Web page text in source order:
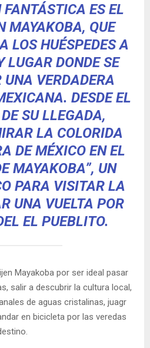
FANTÁSTICA ES EL
MAYAKOBA, QUE
LOS HUÉSPEDES A
LUGAR DONDE SE
UNA VERDADERA
DESDE EL
SU LLEGADA,
LA COLORIDA
DE MÉXICO EN EL
MAYAKOBA”, UN
PARA VISITAR LA
UNA VUELTA POR
EL PUEBLITO.
Mayakoba por ser ideal pasar
salir a descubrir la cultura local,
de aguas cristalinas, juagr
en bicicleta por las veredas